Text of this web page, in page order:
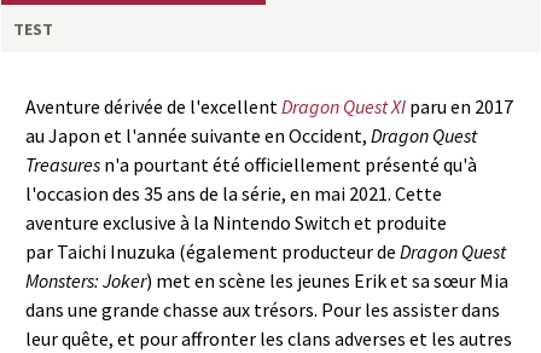
a
R
Aventure dérivée de l'excellent Dragon Quest XI paru en 2017
au Japon et l'année suivante en Occident, Dragon Quest
Treasures n'a pourtant été officiellement présenté qu'à
l'occasion des 35 ans de la série, en mai 2021. Cette
aventure exclusive à la Nintendo Switch et produite
par Taichi Inuzuka (également producteur de Dragon Quest
Monsters: Joker) met en scène les jeunes Erik et sa sœur Mia
dans une grande chasse aux trésors. Pour les assister dans
leur quête, et pour affronter les clans adverses et les autres
TEST